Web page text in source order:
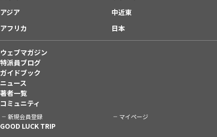
アジア
中近東
アフリカ
日本
ウェブマガジン
特派員ブログ
ガイドブック
ニュース
著者一覧
コミュニティ
新規会員登録 マイページ
GOOD LUCK TRIP